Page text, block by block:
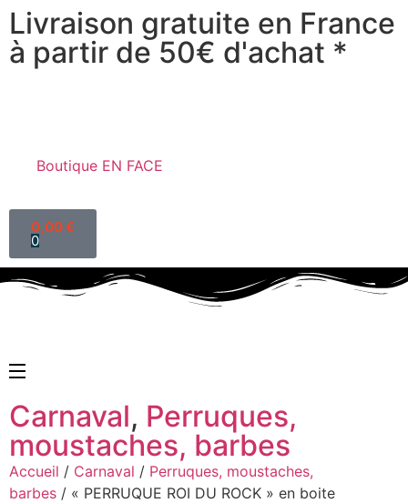
Livraison gratuite en France
à partir de 50€ d'achat *
Boutique EN FACE
0,00€
0
Carnaval, Perruques,
moustaches, barbes
Accueil / Carnaval / Perruques, moustaches,
barbes / « PERRUQUE ROI DU ROCK » en boite